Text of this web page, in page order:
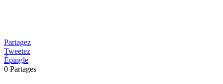
Partagez
Tweetez
Épingle
0 Partages